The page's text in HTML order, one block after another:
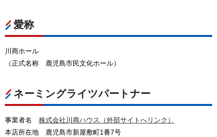
愛称
川商ホール
（正式名称
鹿児島市民文化ホール）
ネーミングライツパートナー
事業者名
株式会社川商ハウス（外部サイトへリンク）
本店所在地
鹿児島市新屋敷町1番7号